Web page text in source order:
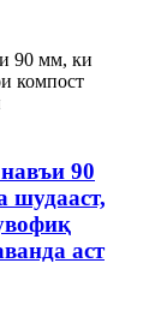
90
шудааст,
аст